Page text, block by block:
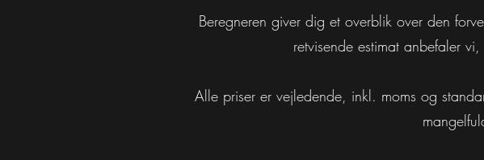
Beregneren giver dig et overblik over den
retvisende estimat anbefaler
Alle priser er vejledende, inkl. moms og